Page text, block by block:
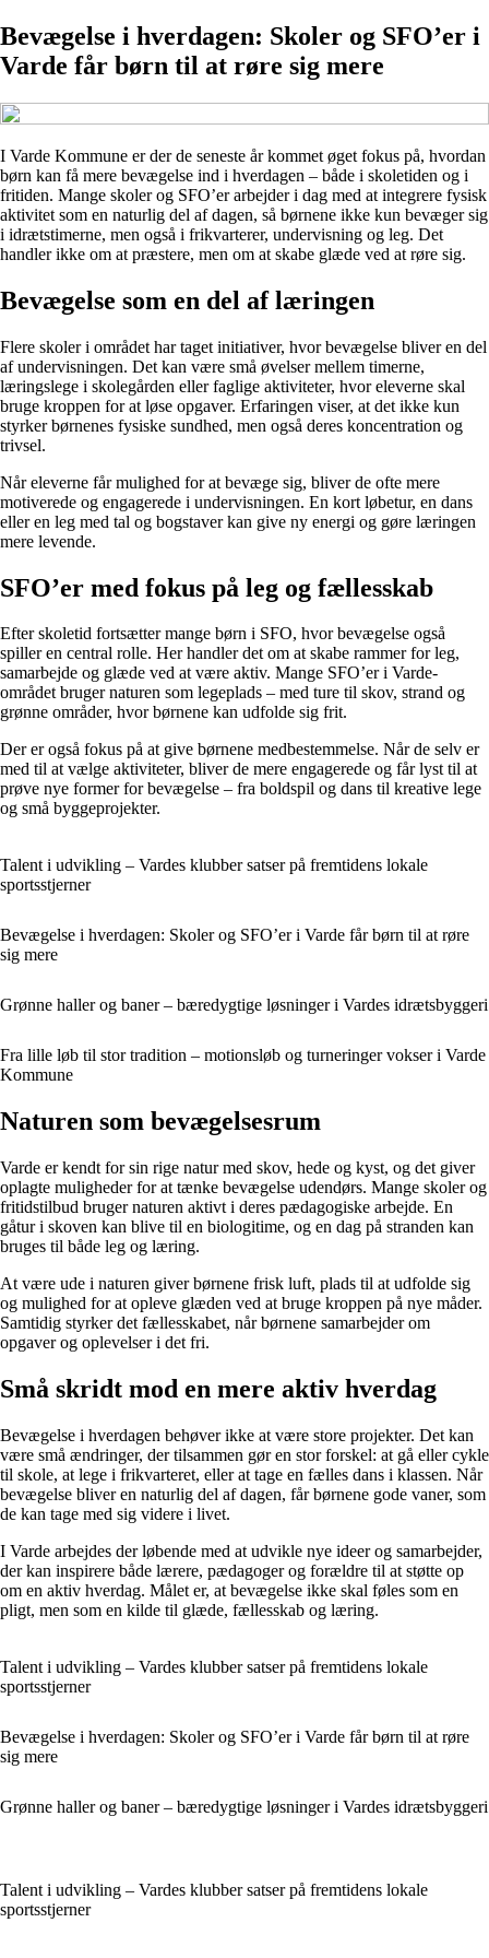
Bevægelse i hverdagen: Skoler og SFO’er i
Varde får børn til at røre sig mere
I Varde Kommune er der de seneste år kommet øget fokus på, hvordan
børn kan få mere bevægelse ind i hverdagen – både i skoletiden og i
fritiden. Mange skoler og SFO’er arbejder i dag med at integrere fysisk
aktivitet som en naturlig del af dagen, så børnene ikke kun bevæger sig
i idrætstimerne, men også i frikvarterer, undervisning og leg. Det
handler ikke om at præstere, men om at skabe glæde ved at røre sig.
Bevægelse som en del af læringen
Flere skoler i området har taget initiativer, hvor bevægelse bliver en del
af undervisningen. Det kan være små øvelser mellem timerne,
læringslege i skolegården eller faglige aktiviteter, hvor eleverne skal
bruge kroppen for at løse opgaver. Erfaringen viser, at det ikke kun
styrker børnenes fysiske sundhed, men også deres koncentration og
trivsel.
Når eleverne får mulighed for at bevæge sig, bliver de ofte mere
motiverede og engagerede i undervisningen. En kort løbetur, en dans
eller en leg med tal og bogstaver kan give ny energi og gøre læringen
mere levende.
SFO’er med fokus på leg og fællesskab
Efter skoletid fortsætter mange børn i SFO, hvor bevægelse også
spiller en central rolle. Her handler det om at skabe rammer for leg,
samarbejde og glæde ved at være aktiv. Mange SFO’er i Varde-
området bruger naturen som legeplads – med ture til skov, strand og
grønne områder, hvor børnene kan udfolde sig frit.
Der er også fokus på at give børnene medbestemmelse. Når de selv er
med til at vælge aktiviteter, bliver de mere engagerede og får lyst til at
prøve nye former for bevægelse – fra boldspil og dans til kreative lege
og små byggeprojekter.
Talent i udvikling – Vardes klubber satser på fremtidens lokale
sportsstjerner
Bevægelse i hverdagen: Skoler og SFO’er i Varde får børn til at røre
sig mere
Grønne haller og baner – bæredygtige løsninger i Vardes idrætsbyggeri
Fra lille løb til stor tradition – motionsløb og turneringer vokser i Varde
Kommune
Naturen som bevægelsesrum
Varde er kendt for sin rige natur med skov, hede og kyst, og det giver
oplagte muligheder for at tænke bevægelse udendørs. Mange skoler og
fritidstilbud bruger naturen aktivt i deres pædagogiske arbejde. En
gåtur i skoven kan blive til en biologitime, og en dag på stranden kan
bruges til både leg og læring.
At være ude i naturen giver børnene frisk luft, plads til at udfolde sig
og mulighed for at opleve glæden ved at bruge kroppen på nye måder.
Samtidig styrker det fællesskabet, når børnene samarbejder om
opgaver og oplevelser i det fri.
Små skridt mod en mere aktiv hverdag
Bevægelse i hverdagen behøver ikke at være store projekter. Det kan
være små ændringer, der tilsammen gør en stor forskel: at gå eller cykle
til skole, at lege i frikvarteret, eller at tage en fælles dans i klassen. Når
bevægelse bliver en naturlig del af dagen, får børnene gode vaner, som
de kan tage med sig videre i livet.
I Varde arbejdes der løbende med at udvikle nye ideer og samarbejder,
der kan inspirere både lærere, pædagoger og forældre til at støtte op
om en aktiv hverdag. Målet er, at bevægelse ikke skal føles som en
pligt, men som en kilde til glæde, fællesskab og læring.
Talent i udvikling – Vardes klubber satser på fremtidens lokale
sportsstjerner
Bevægelse i hverdagen: Skoler og SFO’er i Varde får børn til at røre
sig mere
Grønne haller og baner – bæredygtige løsninger i Vardes idrætsbyggeri
Talent i udvikling – Vardes klubber satser på fremtidens lokale
sportsstjerner